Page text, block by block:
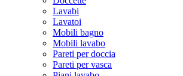
Lavabi
Lavatoi
Mobili bagno
Mobili lavabo
Pareti per doccia
Pareti per vasca